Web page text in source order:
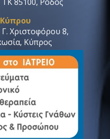
Κύπρου
Χριστοφόρου 8,
Κύπρος